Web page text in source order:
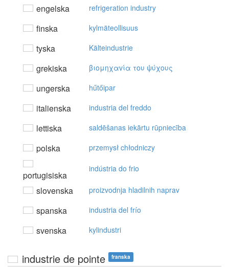
engelska refrigeration industry
finska kylmäteollisuus
tyska Kälteindustrie
grekiska βιoμηχαvία τoυ ψύχoυς
ungerska hűtőipar
italienska industria del freddo
lettiska saldēšanas iekārtu rūpniecība
polska przemysł chłodniczy
portugisiska
indústria do frio
slovenska proizvodnja hladilnih naprav
spanska industria del frío
svenska kylindustri
industrie de pointe franska